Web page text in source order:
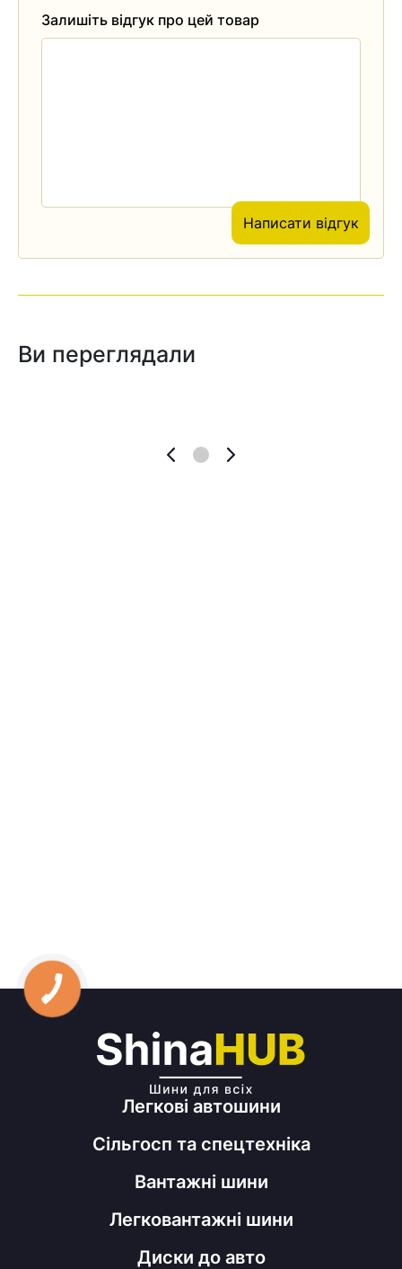
Залишіть відгук про цей товар
Написати відгук
Ви переглядали
Легкові автошини
Сільгосп та спецтехніка
Вантажні шини
Легковантажні шини
Диски до авто